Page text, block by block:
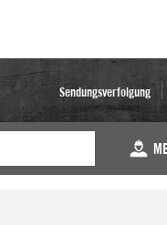
Sendungsverfolgung